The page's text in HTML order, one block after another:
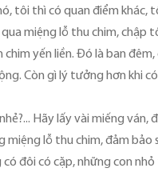
tôi thì có quan điểm
miệng lỗ thu chim, chập
yến liền. Đó là ban
Còn gì lý tưởng hơn khi
Hãy lấy vài miếng
lỗ thu chim, đảm
đôi có cặp, những con